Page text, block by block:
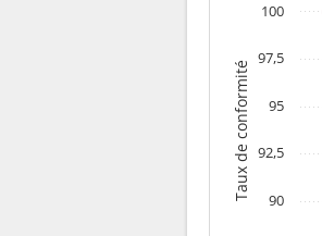
Taux de conformité 90
92,5
95
97,5
100